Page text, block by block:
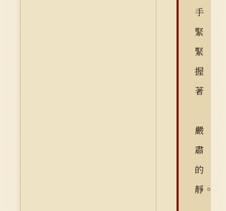
手
緊
緊
握
著
嚴
肅
的
靜。